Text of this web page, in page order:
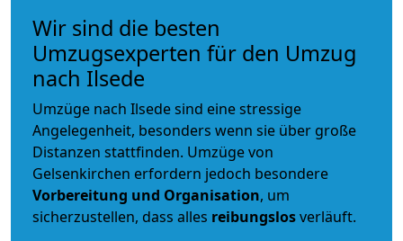
Wir sind die besten
Umzugsexperten für den Umzug
nach Ilsede
Umzüge nach Ilsede sind eine stressige
Angelegenheit, besonders wenn sie über große
Distanzen stattfinden. Umzüge von
Gelsenkirchen erfordern jedoch besondere
Vorbereitung und Organisation, um
sicherzustellen, dass alles reibungslosverläuft.